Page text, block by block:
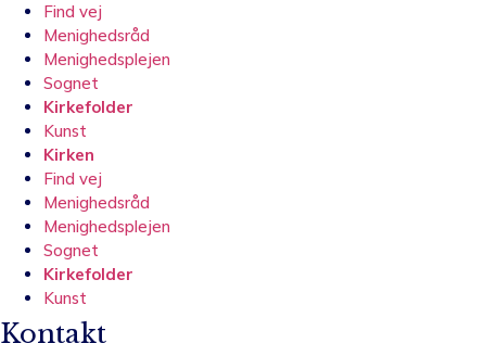
Find vej
Menighedsråd
Menighedsplejen
Sognet
Kirkefolder
Kunst
Kirken
Find vej
Menighedsråd
Menighedsplejen
Sognet
Kirkefolder
Kunst
Kontakt